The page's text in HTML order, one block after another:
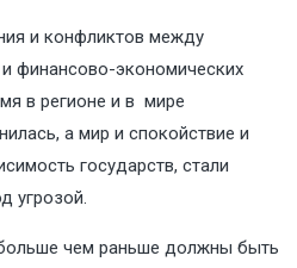
и конфликтов между
финансово-экономических
в регионе и в мире
а мир и спокойствие и
государств, стали
угрозой.
чем раньше должны быть